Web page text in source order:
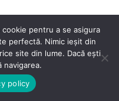
pentru a se asigura
perfectă. Nimic ieșit din
site din lume. Dacă ești
navigarea.
policy